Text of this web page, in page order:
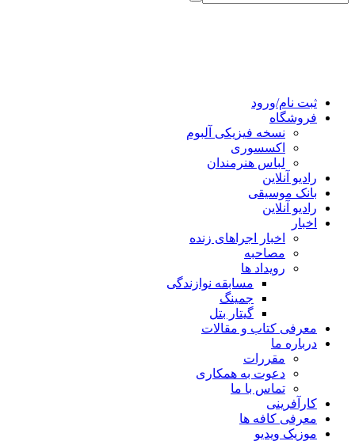
ثبت نام/ورود
فروشگاه
نسخه فیزیکی آلبوم
اکسسوری
لباس هنرمندان
رادیو آنلاین
بانک موسیقی
رادیو آنلاین
اخبار
اخبار اجراهای زنده
مصاحبه
رویداد ها
مسابقه نوازندگی
جمینگ
گیتار بتل
معرفی کتاب و مقالات
درباره ما
مقررات
دعوت به همکاری
تماس با ما
کارآفرینی
معرفی کافه ها
موزیک ویدیو